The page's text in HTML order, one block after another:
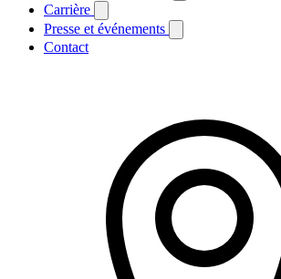
Carrière
Presse et événements
Contact